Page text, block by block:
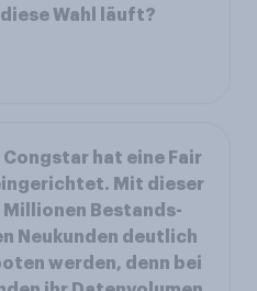
Wahl läuft?
Congstar hat eine Fair
Mit dieser
Millionen Bestands-
Neukunden deutlich
werden, denn bei